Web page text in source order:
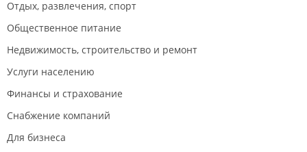
Отдых, развлечения, спорт
Общественное питание
Недвижимость, строительство и ремонт
Услуги населению
Финансы и страхование
Снабжение компаний
Для бизнеса